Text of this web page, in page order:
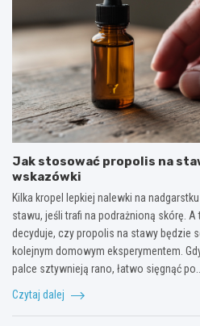
Jak stosować propolis na
wskazówki
Kilka kropel lepkiej nalewki na
stawu, jeśli trafi na podrażnioną skórę. A
decyduje, czy propolis na stawy będzie
kolejnym domowym eksperymentem.
palce sztywnieją rano, łatwo sięgnąć po…
Czytaj dalej